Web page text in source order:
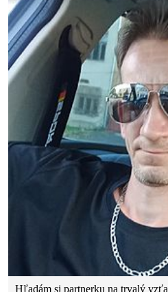
Hľadám si partnerku na trvalý